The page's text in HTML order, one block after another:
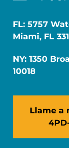
FL: 5757
Miami, FL
NY: 1350
10018
Llame a